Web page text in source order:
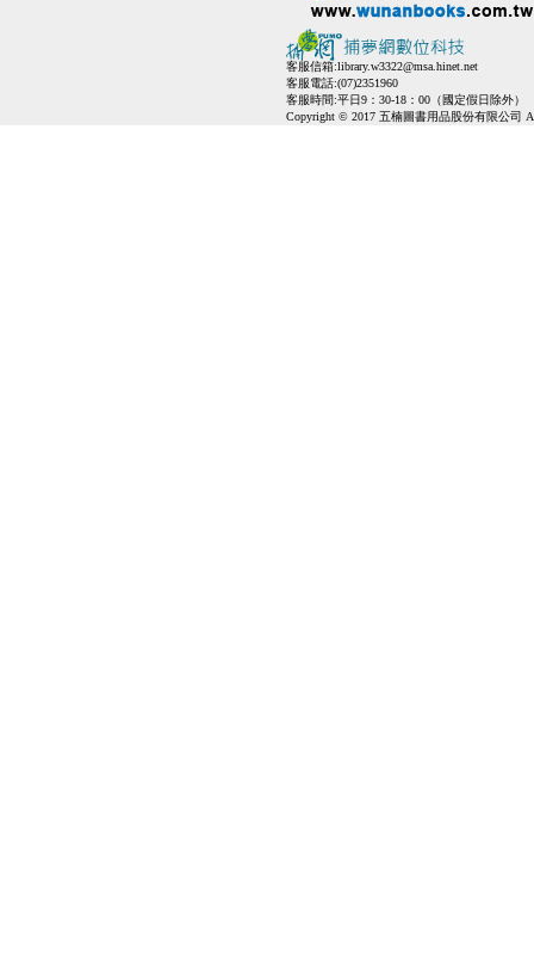
客服信箱:library.w3322@msa.hinet.net
客服電話:(07)2351960
客服時間:平日9：30-18：00（國定假日除外）
Copyright © 2017 五楠圖書用品股份有限公司